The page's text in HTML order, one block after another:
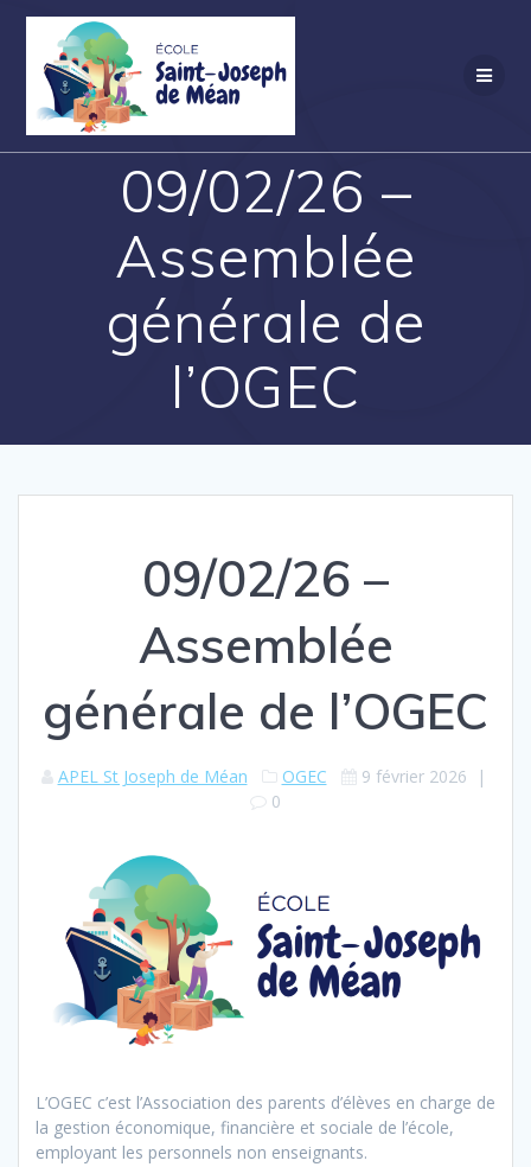
Skip
content
09/02/26 –
Assemblée
générale de
l’OGEC
09/02/26 –
Assemblée
générale de l’OGEC
APEL St Joseph de Méan OGEC 9 février 2026 |
0
L’OGEC c’est l’Association des parents d’élèves en charge de
la gestion économique, financière et sociale de l’école,
employant les personnels non enseignants.